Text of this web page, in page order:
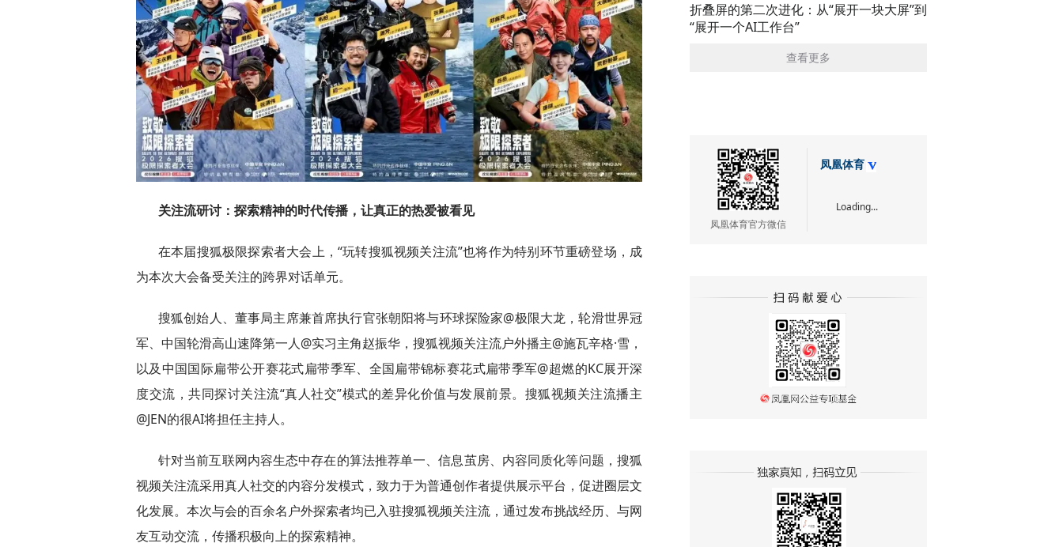
关注流研讨：探索精神的时代传播，让真正的热爱被看见
在本届搜狐极限探索者大会上，“玩转搜狐视频关注流”也将作为特别环节重磅登场，成
为本次大会备受关注的跨界对话单元。
搜狐创始人、董事局主席兼首席执行官张朝阳将与环球探险家@极限大龙，轮滑世界冠
军、中国轮滑高山速降第一人@实习主角赵振华，搜狐视频关注流户外播主@施瓦辛格·雪，
以及中国国际扁带公开赛花式扁带季军、全国扁带锦标赛花式扁带季军@超燃的KC展开深
度交流，共同探讨关注流“真人社交”模式的差异化价值与发展前景。搜狐视频关注流播主
@JEN的很AI将担任主持人。
针对当前互联网内容生态中存在的算法推荐单一、信息茧房、内容同质化等问题，搜狐
视频关注流采用真人社交的内容分发模式，致力于为普通创作者提供展示平台，促进圈层文
化发展。本次与会的百余名户外探索者均已入驻搜狐视频关注流，通过发布挑战经历、与网
友互动交流，传播积极向上的探索精神。
折叠屏的第二次进化：从“展开一块大屏”到
“展开一个AI工作台”
查看更多
凤凰体育官方微信
凤凰体育
Loading...